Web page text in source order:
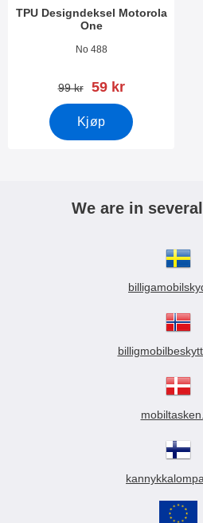
TPU Designdeksel Motorola
One
Varenummer 29310
No 488
gammel pris
99 kr ny pris
59 kr
Kjøp
We are in